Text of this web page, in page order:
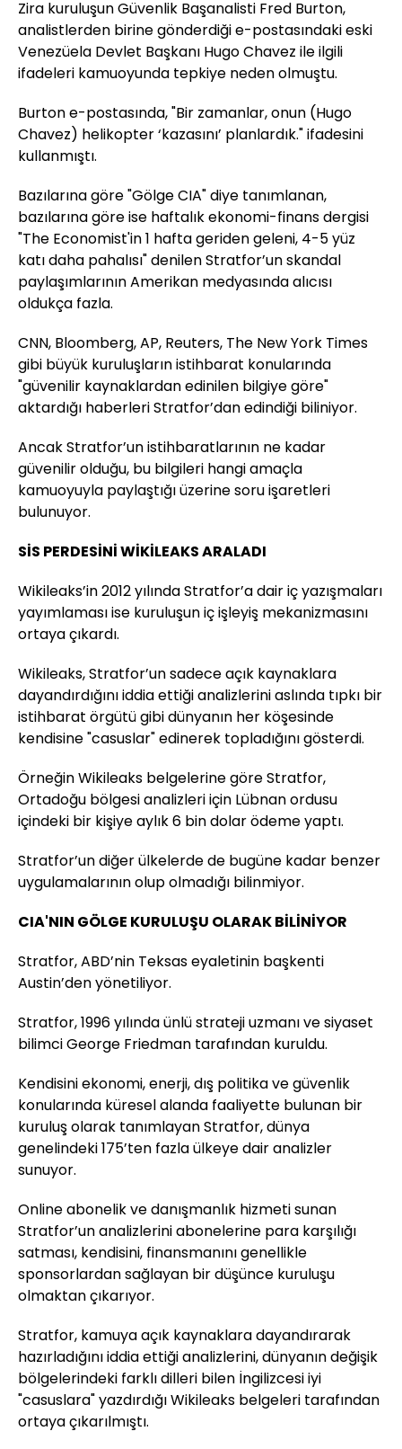
Zira kuruluşun Güvenlik Başanalisti Fred Burton,
analistlerden birine gönderdiği e-postasındaki eski
Venezüela Devlet Başkanı Hugo Chavez ile ilgili
ifadeleri kamuoyunda tepkiye neden olmuştu.
Burton e-postasında, "Bir zamanlar, onun (Hugo
Chavez) helikopter ‘kazasını’ planlardık." ifadesini
kullanmıştı.
Bazılarına göre "Gölge CIA" diye tanımlanan,
bazılarına göre ise haftalık ekonomi-finans dergisi
"The Economist'in 1 hafta geriden geleni, 4-5 yüz
katı daha pahalısı" denilen Stratfor’un skandal
paylaşımlarının Amerikan medyasında alıcısı
oldukça fazla.
CNN, Bloomberg, AP, Reuters, The New York Times
gibi büyük kuruluşların istihbarat konularında
"güvenilir kaynaklardan edinilen bilgiye göre"
aktardığı haberleri Stratfor’dan edindiği biliniyor.
Ancak Stratfor’un istihbaratlarının ne kadar
güvenilir olduğu, bu bilgileri hangi amaçla
kamuoyuyla paylaştığı üzerine soru işaretleri
bulunuyor.
SİS PERDESİNİ WİKİLEAKS ARALADI
Wikileaks’in 2012 yılında Stratfor’a dair iç yazışmaları
yayımlaması ise kuruluşun iç işleyiş mekanizmasını
ortaya çıkardı.
Wikileaks, Stratfor’un sadece açık kaynaklara
dayandırdığını iddia ettiği analizlerini aslında tıpkı bir
istihbarat örgütü gibi dünyanın her köşesinde
kendisine "casuslar" edinerek topladığını gösterdi.
Örneğin Wikileaks belgelerine göre Stratfor,
Ortadoğu bölgesi analizleri için Lübnan ordusu
içindeki bir kişiye aylık 6 bin dolar ödeme yaptı.
Stratfor’un diğer ülkelerde de bugüne kadar benzer
uygulamalarının olup olmadığı bilinmiyor.
CIA'NIN GÖLGE KURULUŞU OLARAK BİLİNİYOR
Stratfor, ABD’nin Teksas eyaletinin başkenti
Austin’den yönetiliyor.
Stratfor, 1996 yılında ünlü strateji uzmanı ve siyaset
bilimci George Friedman tarafından kuruldu.
Kendisini ekonomi, enerji, dış politika ve güvenlik
konularında küresel alanda faaliyette bulunan bir
kuruluş olarak tanımlayan Stratfor, dünya
genelindeki 175’ten fazla ülkeye dair analizler
sunuyor.
Online abonelik ve danışmanlık hizmeti sunan
Stratfor’un analizlerini abonelerine para karşılığı
satması, kendisini, finansmanını genellikle
sponsorlardan sağlayan bir düşünce kuruluşu
olmaktan çıkarıyor.
Stratfor, kamuya açık kaynaklara dayandırarak
hazırladığını iddia ettiği analizlerini, dünyanın değişik
bölgelerindeki farklı dilleri bilen İngilizcesi iyi
"casuslara" yazdırdığı Wikileaks belgeleri tarafından
ortaya çıkarılmıştı.